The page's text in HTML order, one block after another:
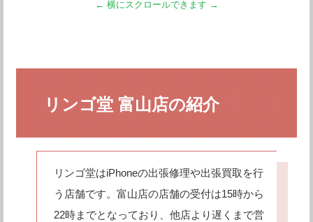
リンゴ堂 富山店の紹介
リンゴ堂はiPhoneの出張修理や出張買取を行
う店舗です。富山店の店舗の受付は15時から
22時までとなっており、他店より遅くまで営